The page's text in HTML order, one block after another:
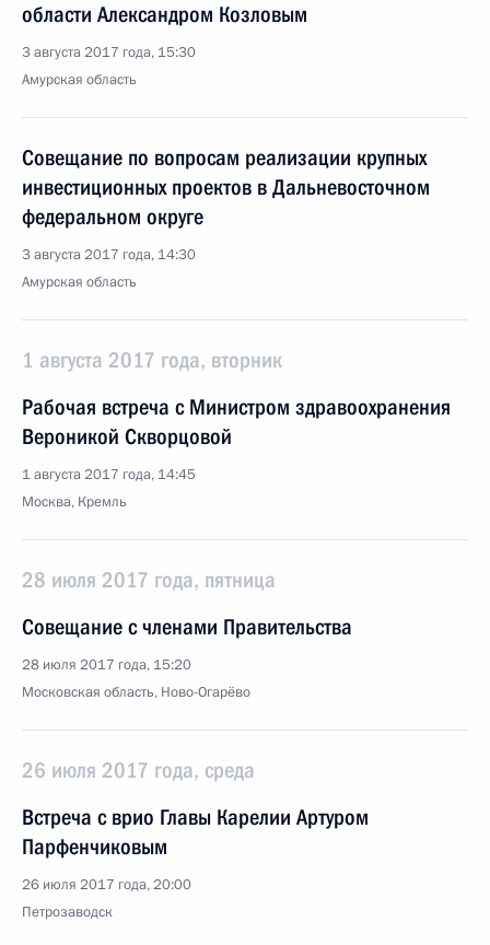
области Александром Козловым
3 августа 2017 года, 15:30
Амурская область
Совещание по вопросам реализации крупных
инвестиционных проектов в Дальневосточном
федеральном округе
3 августа 2017 года, 14:30
Амурская область
1 августа 2017 года, вторник
Рабочая встреча с Министром здравоохранения
Вероникой Скворцовой
1 августа 2017 года, 14:45
Москва, Кремль
28 июля 2017 года, пятница
Совещание с членами Правительства
28 июля 2017 года, 15:20
Московская область, Ново-Огарёво
26 июля 2017 года, среда
Встреча с врио Главы Карелии Артуром
Парфенчиковым
26 июля 2017 года, 20:00
Петрозаводск